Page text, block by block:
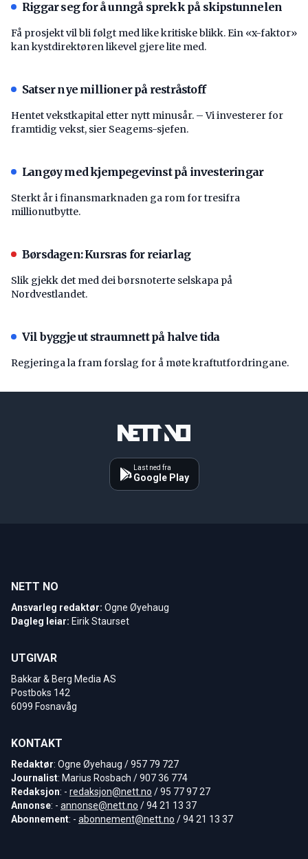
Riggar seg for å unngå sprekk på skipstunnelen
Få prosjekt vil bli følgt med like kritiske blikk. Ein «x-faktor»
kan kystdirektøren likevel gjere lite med.
Satser nye millioner på restråstoff
Hentet vekstkapital etter nytt minusår. – Vi investerer for
framtidig vekst, sier Seagems-sjefen.
Langøy med kjempegevinst på investeringar
Sterkt år i finansmarknaden ga rom for tresifra
millionutbytte.
Børsdagen: Kursras for reiarlag
Slik gjekk det med dei børsnoterte selskapa på
Nordvestlandet.
Vil byggje ut straumnett på halve tida
Regjeringa la fram forslag for å møte kraftutfordringane.
Last ned fra
Google Play
NETT NO
Ansvarleg redaktør: Ogne Øyehaug
Dagleg leiar: Eirik Staurset
UTGIVAR
Bakkar & Berg Media AS
Postboks 142
6099 Fosnavåg
KONTAKT
Redaktør: Ogne Øyehaug / 957 79 727
Journalist: Marius Rosbach / 907 36 774
Redaksjon: - redaksjon@nett.no / 95 77 97 27
Annonse: - annonse@nett.no / 94 21 13 37
Abonnement: - abonnement@nett.no / 94 21 13 37